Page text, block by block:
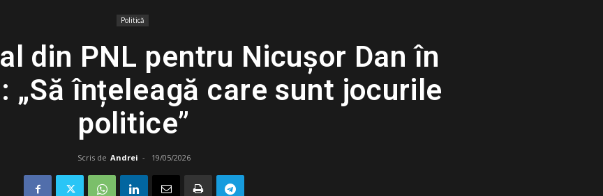
Politică
din PNL pentru Nicușor Dan în
„Să înțeleagă care sunt jocurile
politice”
Scris de Andrei - 19/05/2026